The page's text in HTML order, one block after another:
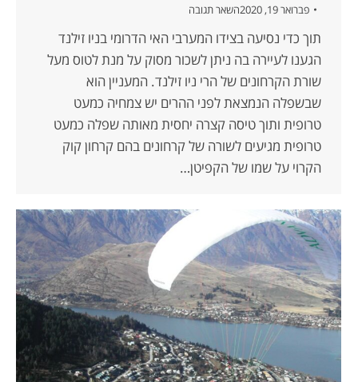
פברואר 19, 2020
השאר תגובה
תוך כדי נסיעה בצידו המערבי האי הדרומי בניו זילנד
הגענו לעיירה בה ניתן לשכור מסוק על מנת לטוס מעל
שורת הקרחונים של הרי ניו זילנד. המעניין הוא
שבשפלה הנמצאת לפני ההרים יש צמחיה כמעט
טרופית ותוך טיסה קצרה יחסית מאותה שפלה כמעט
טרופית מגיעים לשורה של קרחונים בהם קרחון קוק
הקרוי על שמו של הקפיטן…